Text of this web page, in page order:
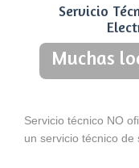
Servicio
Muchas
Servicio técnico NO
un servicio técnico de